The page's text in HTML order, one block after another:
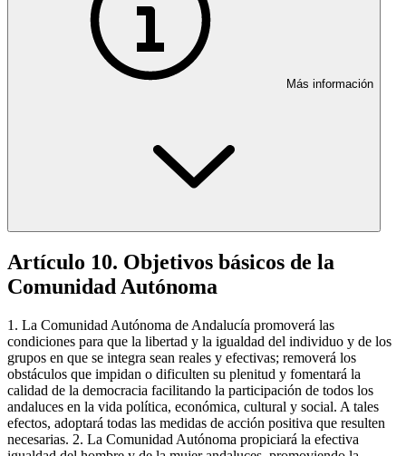
Más información
Artículo 10. Objetivos básicos de la
Comunidad Autónoma
1. La Comunidad Autónoma de Andalucía promoverá las
condiciones para que la libertad y la igualdad del individuo y de los
grupos en que se integra sean reales y efectivas; removerá los
obstáculos que impidan o dificulten su plenitud y fomentará la
calidad de la democracia facilitando la participación de todos los
andaluces en la vida política, económica, cultural y social. A tales
efectos, adoptará todas las medidas de acción positiva que resulten
necesarias. 2. La Comunidad Autónoma propiciará la efectiva